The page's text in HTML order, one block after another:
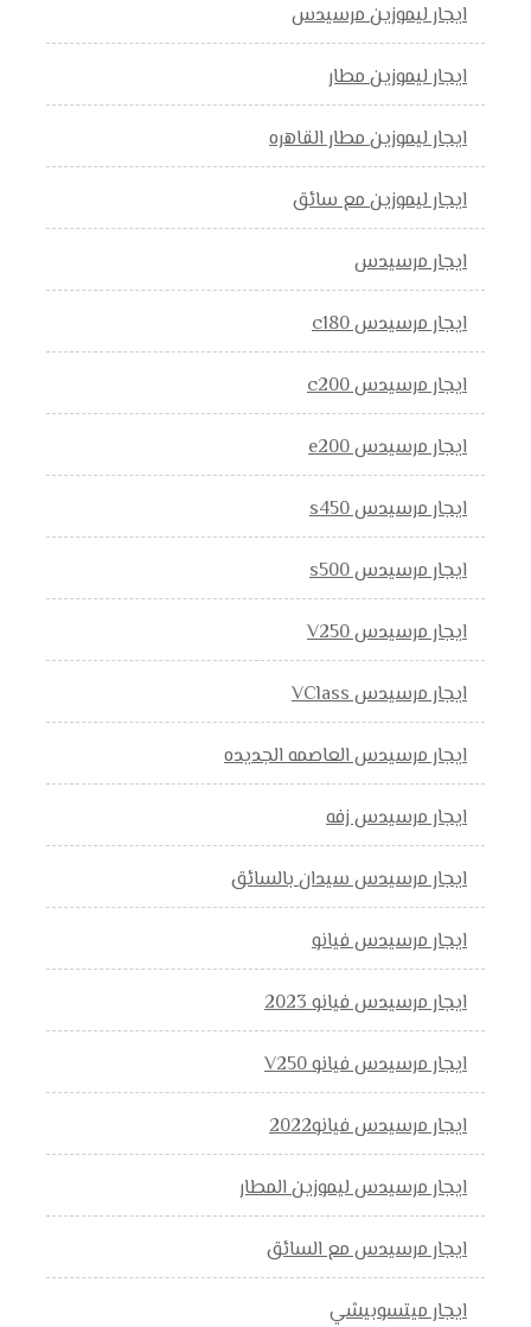
ايجار ليموزين مرسيدس
ايجار ليموزين مطار
ايجار ليموزين مطار القاهره
ايجار ليموزين مع سائق
ايجار مرسيدس
ايجار مرسيدس c180
ايجار مرسيدس c200
ايجار مرسيدس e200
ايجار مرسيدس s450
ايجار مرسيدس s500
ايجار مرسيدس V250
ايجار مرسيدس VClass
ايجار مرسيدس العاصمه الجديده
ايجار مرسيدس زفه
ايجار مرسيدس سيدان بالسائق
ايجار مرسيدس فيانو
ايجار مرسيدس فيانو 2023
ايجار مرسيدس فيانو V250
ايجار مرسيدس فيانو2022
ايجار مرسيدس ليموزين المطار
ايجار مرسيدس مع السائق
ايجار ميتسوبيشي